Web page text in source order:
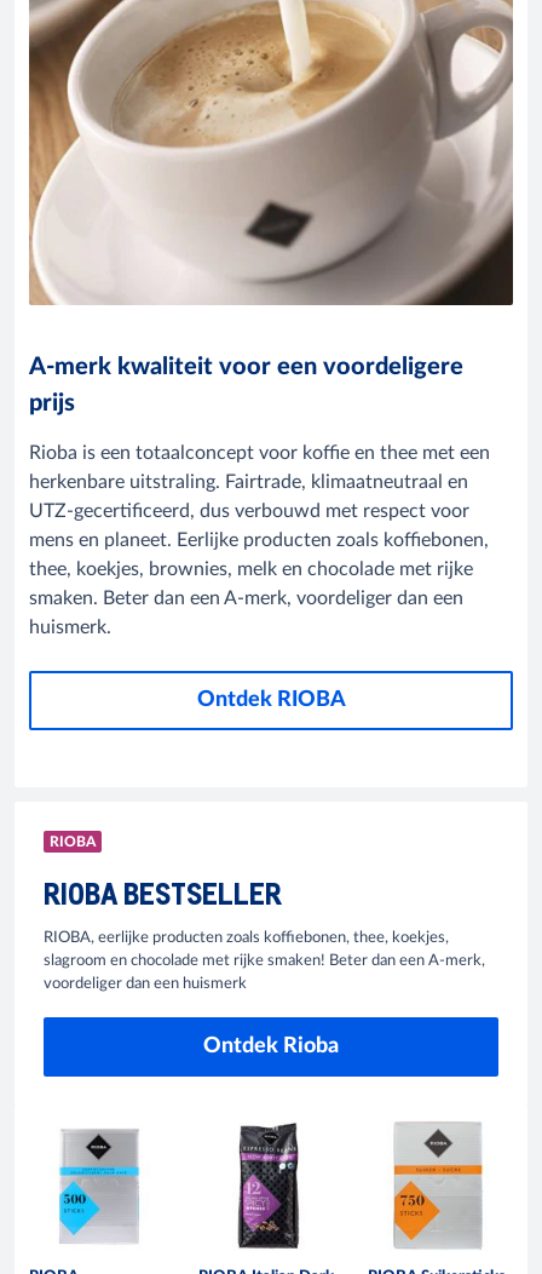
A-merk kwaliteit voor een voordeligere
prijs
Rioba is een totaalconcept voor koffie en thee met een
herkenbare uitstraling. Fairtrade, klimaatneutraal en
UTZ-gecertificeerd, dus verbouwd met respect voor
mens en planeet. Eerlijke producten zoals koffiebonen,
thee, koekjes, brownies, melk en chocolade met rijke
smaken. Beter dan een A-merk, voordeliger dan een
huismerk.
Ontdek RIOBA
RIOBA
RIOBA BESTSELLER
RIOBA, eerlijke producten zoals koffiebonen, thee, koekjes,
slagroom en chocolade met rijke smaken! Beter dan een A-merk,
voordeliger dan een huismerk
Ontdek Rioba